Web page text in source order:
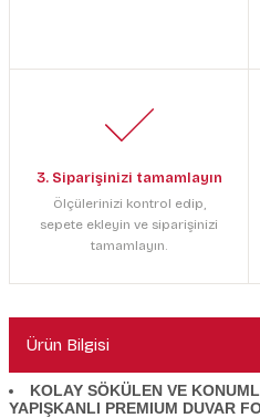
3. Siparişinizi tamamlayın
Ölçülerinizi kontrol edip,
sepete ekleyin ve siparişinizi
tamamlayın.
Ürün Bilgisi
KOLAY SÖKÜLEN VE
YAPIŞKANLI PREMIUM DUVAR